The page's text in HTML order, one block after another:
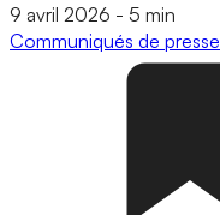
9 avril 2026 - 5 min
Communiqués de presse